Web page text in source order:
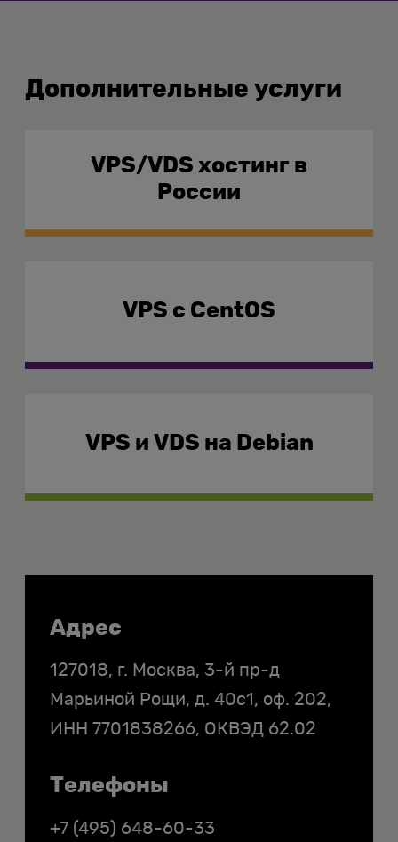
Дополнительные услуги
VPS/VDS хостинг в
России
VPS с CentOS
VPS и VDS на Debian
Контакты
Адрес
127018, г. Москва, 3-й пр-д
Марьиной Рощи, д. 40с1, оф. 202,
ИНН 7701838266, ОКВЭД 62.02
Телефоны
+7 (495) 648-60-33